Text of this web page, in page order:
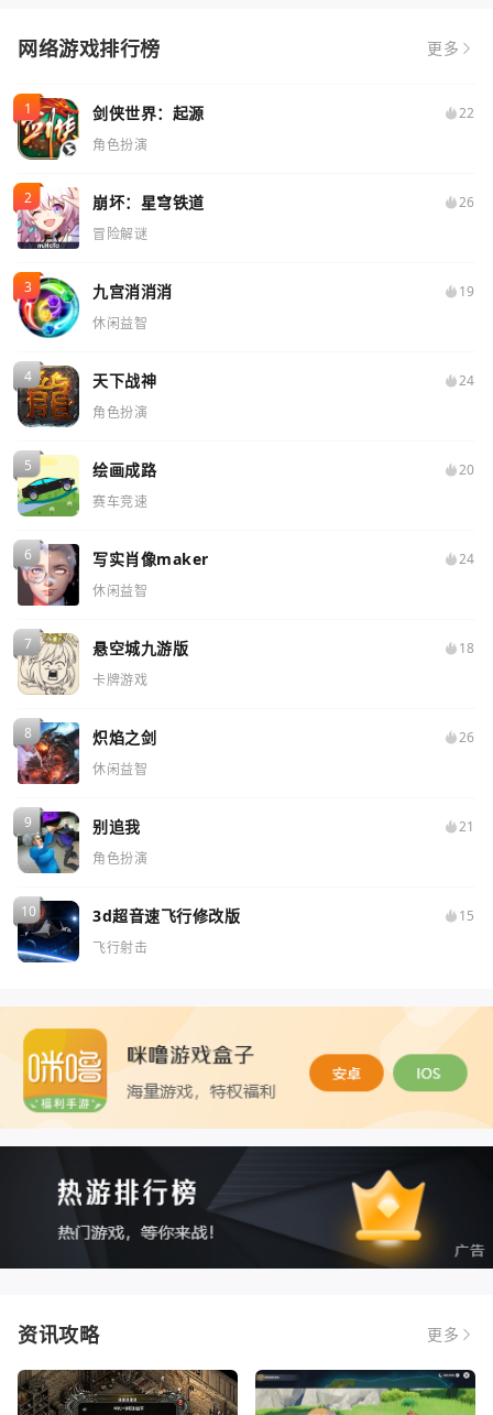
网络游戏排行榜 更多
剑侠世界：起源
22
角色扮演
崩坏：星穹铁道
26
冒险解谜
九宫消消消
19
休闲益智
天下战神
24
角色扮演
绘画成路
20
赛车竞速
写实肖像maker
24
休闲益智
悬空城九游版
18
卡牌游戏
炽焰之剑
26
休闲益智
别追我
21
角色扮演
3d超音速飞行修改版
15
飞行射击
资讯攻略 更多